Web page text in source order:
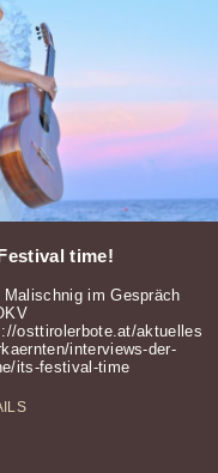
time!
Malischnig im Gespräch
osttirolerbote.at/aktuelles
interviews-der-
its-festival-time